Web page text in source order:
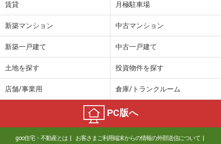
賃貸 月極駐車場
新築マンション 中古マンション
新築一戸建て 中古一戸建て
土地を探す 投資物件を探す
店舗/事業用 倉庫/トランクルーム
PC版へ
goo住宅・不動産とは お客さまご利用端末からの情報の外部送信について